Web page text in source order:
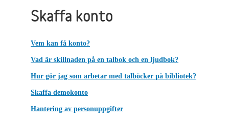
Skaffa konto
Vem kan få konto?
Vad är skillnaden på en talbok och en ljudbok?
Hur gör jag som arbetar med talböcker på bibliotek?
Skaffa demokonto
Hantering av personuppgifter